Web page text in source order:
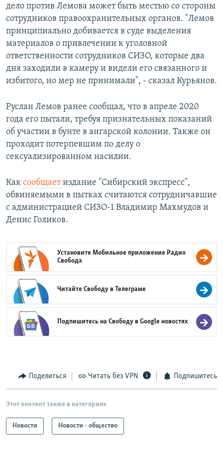
дело против Лемова может быть местью со стороны
сотрудников правоохранительных органов. "Лемов
принципиально добивается в суде выделения
материалов о привлечении к уголовной
ответственности сотрудников СИЗО, которые два
дня заходили в камеру и видели его связанного и
избитого, но мер не принимали", - сказал Курьянов.
Руслан Лемов ранее сообщал, что в апреле 2020
года его пытали, требуя признательных показаний
об участии в бунте в ангарской колонии. Также он
проходит потерпевшим по делу о
сексуализированном насилии.
Как сообщаетиздание "Сибирский экспресс",
обвиняемыми в пытках считаются сотрудничавшие
с администрацией СИЗО-1 Владимир Махмудов и
Денис Голиков.
Установите Мобильное приложение Радио
Свобода
Читайте Свободу вТелеграме
Подпишитесь на Свободу вGoogle новостях
Поделиться Читать без VPN Подпишитесь
Этот контент также в категориях
Новости Новости - общество